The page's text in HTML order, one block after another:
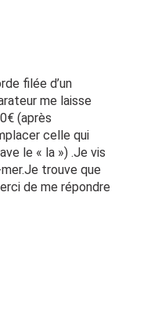
filée d’un
me laisse
(après
celle qui
le « la ») .Je vis
trouve que
de me répondre